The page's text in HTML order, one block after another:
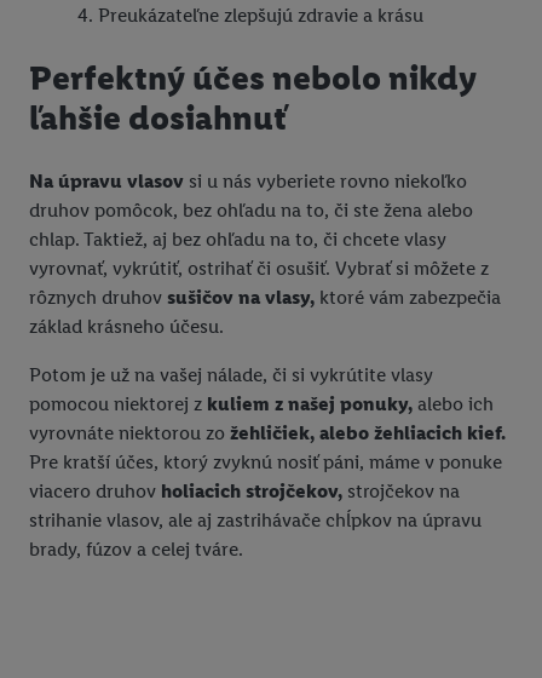
Preukázateľne zlepšujú zdravie a krásu
Perfektný účes nebolo nikdy
ľahšie dosiahnuť
Na úpravu vlasov si u nás vyberiete rovno niekoľko
druhov pomôcok, bez ohľadu na to, či ste žena alebo
chlap. Taktiež, aj bez ohľadu na to, či chcete vlasy
vyrovnať, vykrútiť, ostrihať či osušiť. Vybrať si môžete z
rôznych druhov sušičov na vlasy, ktoré vám zabezpečia
základ krásneho účesu.
Potom je už na vašej nálade, či si vykrútite vlasy
pomocou niektorej z kuliem z našej ponuky, alebo ich
vyrovnáte niektorou zo žehličiek, alebo žehliacich kief.
Pre kratší účes, ktorý zvyknú nosiť páni, máme v ponuke
viacero druhov holiacich strojčekov, strojčekov na
strihanie vlasov, ale aj zastrihávače chĺpkov na úpravu
brady, fúzov a celej tváre.